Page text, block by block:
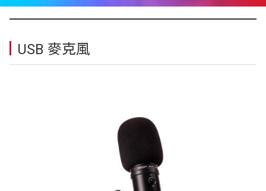
USB 麥克風